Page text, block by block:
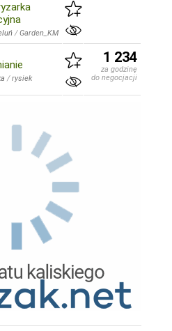
/Garden_KM
/rysiek
1 234
za godzinę
do negocjacji